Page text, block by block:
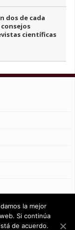
dos de cada
científicas
la mejor
Si continúa
de acuerdo.